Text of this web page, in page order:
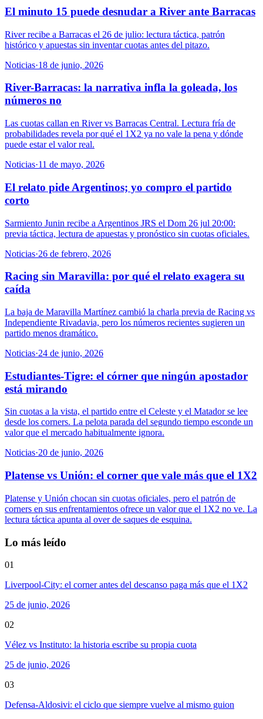
El minuto 15 puede desnudar a River ante Barracas
River recibe a Barracas el 26 de julio: lectura táctica, patrón
histórico y apuestas sin inventar cuotas antes del pitazo.
Noticias·18 de junio, 2026
River-Barracas: la narrativa infla la goleada, los
números no
Las cuotas callan en River vs Barracas Central. Lectura fría de
probabilidades revela por qué el 1X2 ya no vale la pena y dónde
puede estar el valor real.
Noticias·11 de mayo, 2026
El relato pide Argentinos; yo compro el partido
corto
Sarmiento Junin recibe a Argentinos JRS el Dom 26 jul 20:00:
previa táctica, lectura de apuestas y pronóstico sin cuotas oficiales.
Noticias·26 de febrero, 2026
Racing sin Maravilla: por qué el relato exagera su
caída
La baja de Maravilla Martínez cambió la charla previa de Racing vs
Independiente Rivadavia, pero los números recientes sugieren un
partido menos dramático.
Noticias·24 de junio, 2026
Estudiantes-Tigre: el córner que ningún apostador
está mirando
Sin cuotas a la vista, el partido entre el Celeste y el Matador se lee
desde los corners. La pelota parada del segundo tiempo esconde un
valor que el mercado habitualmente ignora.
Noticias·20 de junio, 2026
Platense vs Unión: el corner que vale más que el 1X2
Platense y Unión chocan sin cuotas oficiales, pero el patrón de
corners en sus enfrentamientos ofrece un valor que el 1X2 no ve. La
lectura táctica apunta al over de saques de esquina.
Lo más leído
01
Liverpool-City: el corner antes del descanso paga más que el 1X2
25 de junio, 2026
02
Vélez vs Instituto: la historia escribe su propia cuota
25 de junio, 2026
03
Defensa-Aldosivi: el ciclo que siempre vuelve al mismo guion